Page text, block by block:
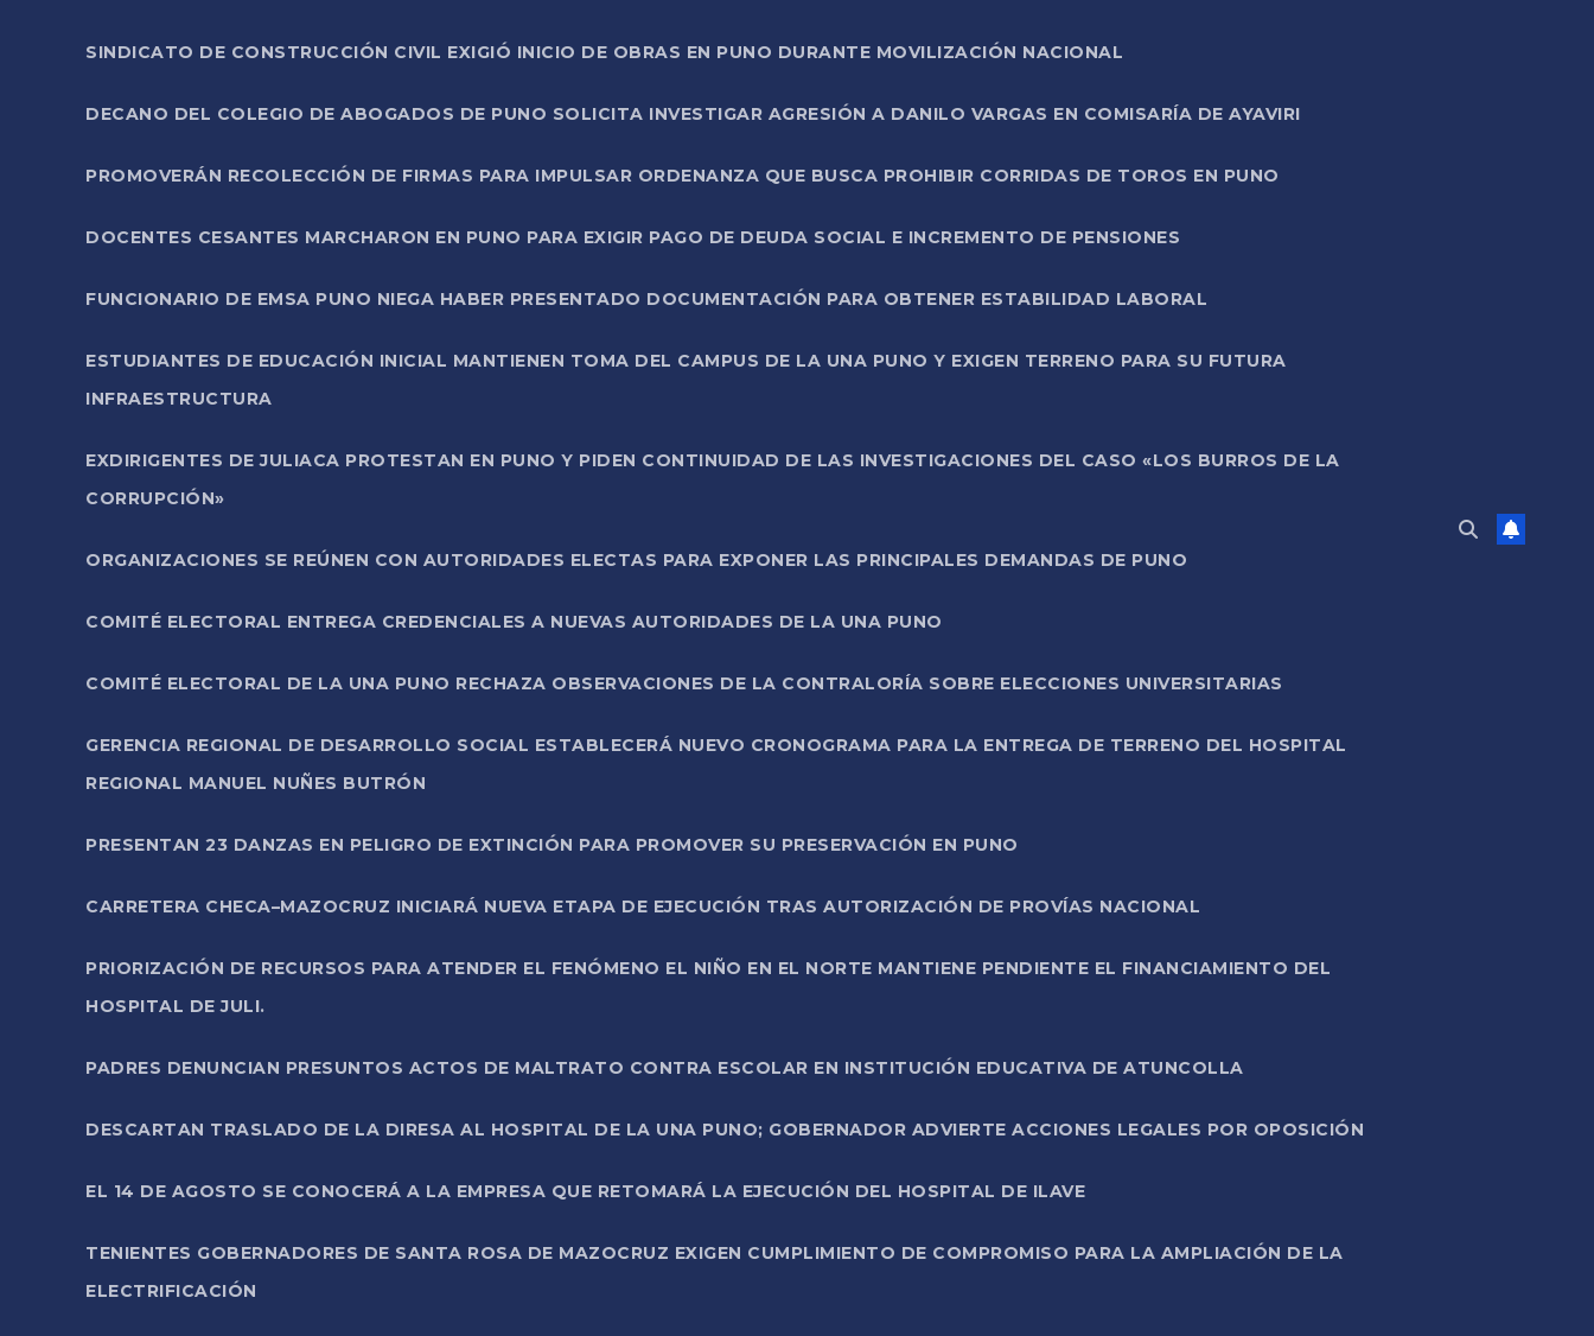
SINDICATO DE CONSTRUCCIÓN CIVIL EXIGIÓ INICIO DE OBRAS EN PUNO DURANTE MOVILIZACIÓN NACIONAL
DECANO DEL COLEGIO DE ABOGADOS DE PUNO SOLICITA INVESTIGAR AGRESIÓN A DANILO VARGAS EN COMISARÍA DE AYAVIRI
PROMOVERÁN RECOLECCIÓN DE FIRMAS PARA IMPULSAR ORDENANZA QUE BUSCA PROHIBIR CORRIDAS DE TOROS EN PUNO
DOCENTES CESANTES MARCHARON EN PUNO PARA EXIGIR PAGO DE DEUDA SOCIAL E INCREMENTO DE PENSIONES
FUNCIONARIO DE EMSA PUNO NIEGA HABER PRESENTADO DOCUMENTACIÓN PARA OBTENER ESTABILIDAD LABORAL
ESTUDIANTES DE EDUCACIÓN INICIAL MANTIENEN TOMA DEL CAMPUS DE LA UNA PUNO Y EXIGEN TERRENO PARA SU FUTURA
INFRAESTRUCTURA
EXDIRIGENTES DE JULIACA PROTESTAN EN PUNO Y PIDEN CONTINUIDAD DE LAS INVESTIGACIONES DEL CASO «LOS BURROS DE LA
CORRUPCIÓN»
ORGANIZACIONES SE REÚNEN CON AUTORIDADES ELECTAS PARA EXPONER LAS PRINCIPALES DEMANDAS DE PUNO
COMITÉ ELECTORAL ENTREGA CREDENCIALES A NUEVAS AUTORIDADES DE LA UNA PUNO
COMITÉ ELECTORAL DE LA UNA PUNO RECHAZA OBSERVACIONES DE LA CONTRALORÍA SOBRE ELECCIONES UNIVERSITARIAS
GERENCIA REGIONAL DE DESARROLLO SOCIAL ESTABLECERÁ NUEVO CRONOGRAMA PARA LA ENTREGA DE TERRENO DEL HOSPITAL
REGIONAL MANUEL NUÑES BUTRÓN
PRESENTAN 23 DANZAS EN PELIGRO DE EXTINCIÓN PARA PROMOVER SU PRESERVACIÓN EN PUNO
CARRETERA CHECA–MAZOCRUZ INICIARÁ NUEVA ETAPA DE EJECUCIÓN TRAS AUTORIZACIÓN DE PROVÍAS NACIONAL
PRIORIZACIÓN DE RECURSOS PARA ATENDER EL FENÓMENO EL NIÑO EN EL NORTE MANTIENE PENDIENTE EL FINANCIAMIENTO DEL
HOSPITAL DE JULI.
PADRES DENUNCIAN PRESUNTOS ACTOS DE MALTRATO CONTRA ESCOLAR EN INSTITUCIÓN EDUCATIVA DE ATUNCOLLA
DESCARTAN TRASLADO DE LA DIRESA AL HOSPITAL DE LA UNA PUNO; GOBERNADOR ADVIERTE ACCIONES LEGALES POR OPOSICIÓN
EL 14 DE AGOSTO SE CONOCERÁ A LA EMPRESA QUE RETOMARÁ LA EJECUCIÓN DEL HOSPITAL DE ILAVE
TENIENTES GOBERNADORES DE SANTA ROSA DE MAZOCRUZ EXIGEN CUMPLIMIENTO DE COMPROMISO PARA LA AMPLIACIÓN DE LA
ELECTRIFICACIÓN